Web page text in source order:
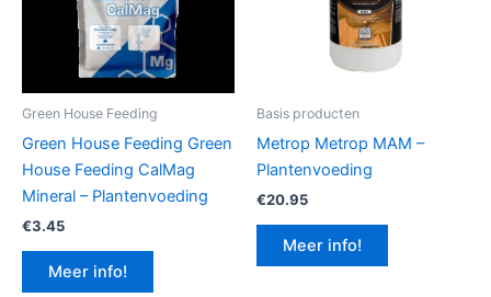
Green House Feeding
Green House Feeding Green
House Feeding CalMag
Mineral – Plantenvoeding
€3.45
Meer info!
Basis producten
Metrop Metrop MAM –
Plantenvoeding
€20.95
Meer info!